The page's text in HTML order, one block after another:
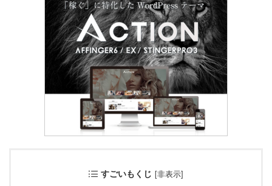
設定方法 プラグイン
カスタマイズ レビュー
すごいもくじ [非表示]